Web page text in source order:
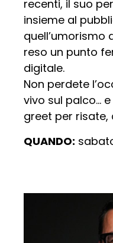
recenti, il suo
insieme al
quell’umorismo
reso un punto
digitale.
Non perdete
vivo sul palco…
greet per
QUANDO: